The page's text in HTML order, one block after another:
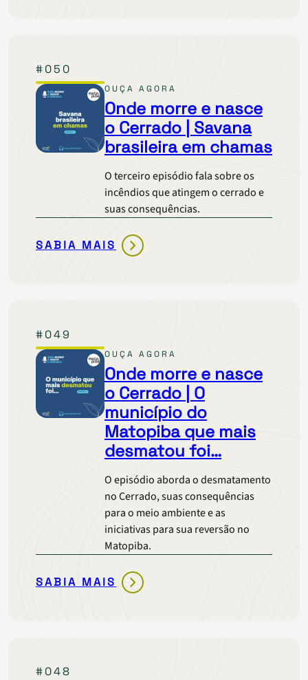
|
O
CLIMA
NAS
ELEIÇÕES
#050
OUÇA AGORA
Onde morre e nasce
o Cerrado | Savana
brasileira em chamas
O terceiro episódio fala sobre os
incêndios que atingem o cerrado e
suas consequências.
SABIA MAIS
ONDE
|
SAVANA
BRASILEIRA
EM
CHAMAS
#049
OUÇA AGORA
Onde morre e nasce
o Cerrado | O
município do
Matopiba que mais
desmatou foi…
O episódio aborda o desmatamento
no Cerrado, suas consequências
para o meio ambiente e as
iniciativas para sua reversão no
Matopiba.
SABIA MAIS
ONDE
#048